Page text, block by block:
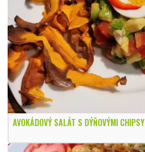
AVOKÁDOVÝ SALÁT S DÝŇOVÝMI CHIPSY